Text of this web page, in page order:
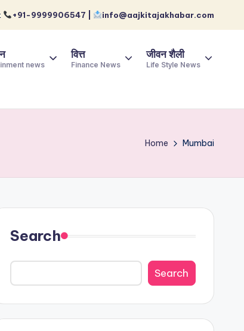
+91-9999906547 | info@aajkitajakhabar.com
news
वित्त
Finance News
जीवन शैली
Life Style News
Home Mumbai
Search
Search